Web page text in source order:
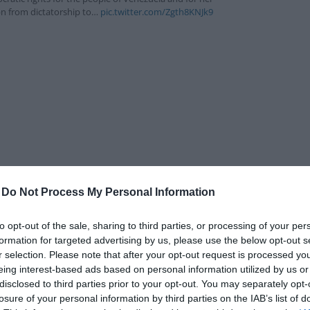
Do Not Process My Personal Information
opt-out of the sale, sharing to third parties, or processing of your
for targeted advertising by us, please use the below opt-out
selection. Please note that after your opt-out request is processed
interest-based ads based on personal information utilized by us
to third parties prior to your opt-out. You may separately
of your personal information by third parties on the IAB’s list of
from dictatorship to… pic.twitter.com/Zgth8KNJk9
κρυμμένη. Παρά τις σοβαρές απειλές κατά της ζωής της,
ανθρώπους. Έχει ενώσει την αντιπολίτευση της
της κοινωνίας της Βενεζουέλας. Είναι